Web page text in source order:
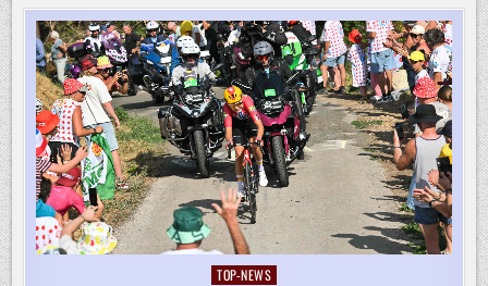
Posted
TOP-NEWS